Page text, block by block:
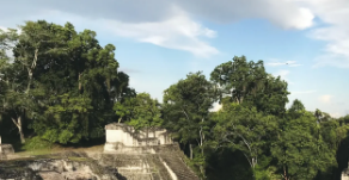
Zzp'ers internationaal onboarden en
PEO
Ingewikkelde HR-taken eenvoudig
INFRASTRUCTUUR
GROEIFASE
Start-ups
Flexibele global HR en payroll
bedrijven
Betalingscalculator voor zzp'ers
Ontdek valuta-opties en
internationale zzp'ers
LEREN MET REMOTE
Nederlands
Français
Deutsch